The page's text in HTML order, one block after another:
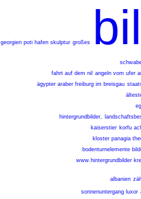
georgien poti hafen skulptur großes
fahrt auf dem nil angeln vom ufer
ägypter araber freiburg im breisgau
hintergrundbilder,
kaiserstier korfu
kloster panagia
bodenturnelemente
www.hintergrundbilder
albanien
sonnenuntergang luxor